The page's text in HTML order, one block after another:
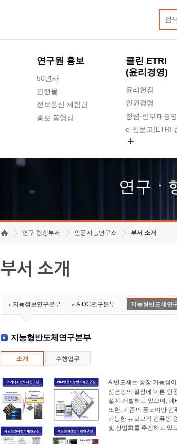
연구원 홍보
50년사
간행물
정보통신 체험관
홍보 동영상
클린 ETRI
(윤리경영)
윤리헌장
인권경영
청렴·반부패경영
e-신문고(ETRI
고객의소리
수의계약 현황
연구ㆍ
연구·행정부서 인공지능연구소 부서 소개
부서 소개
지능정보연구본부 AIDC연구본부 지능형반도체연
지능형반도체연구본부
소개 수행업무
AI반도체는 성장 가능성
신경망의 절정에 이른 인
설계·개발하고 있으며,
또한, 기존의 폰노이만 컴
가능한 뉴로모픽 컴퓨팅
및 산업화를 추진하고 있